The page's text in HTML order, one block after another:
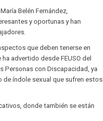
Belén Fernández,
y oportunas y han
que deben tenerse en
advertido desde FEUSO del
Personas con Discapacidad, ya
de índole sexual que sufren estos
donde también se están